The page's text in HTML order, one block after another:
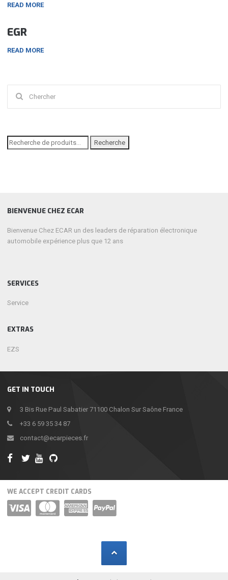
READ MORE
EGR
READ MORE
Recherche
pour :
Recherche
GET IN TOUCH
3 Bis Rue Paul Sabatier 71100 Chalon Sur Saône France
+33 6 59 35 34 87
contact@ecarpieces.fr
BIENVENUE CHEZ ECAR
Bienvenue Chez ECAR un des leaders de réparation électronique
automobile expérience plus que 12 ans
SERVICES
Service
EXTRAS
EZS
WE ACCEPT CREDIT CARDS